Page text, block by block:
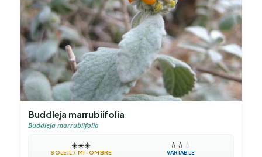
Buddleja marrubiifolia
Buddleja marrubiifolia
☀️☀️☀️
SOLEIL / MI-OMBRE
💧 💧 💧
VARIABLE